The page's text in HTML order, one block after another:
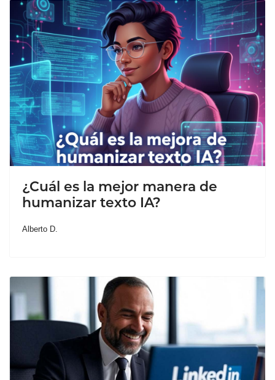
¿Cuál es la mejor manera de
humanizar texto IA?
Alberto D.